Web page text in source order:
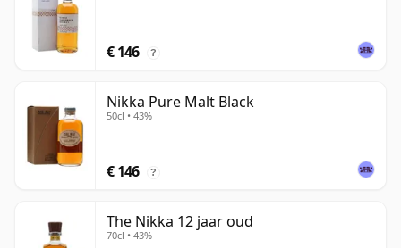
€ 146 ?
Nikka Pure Malt Black
50cl • 43%
€ 146 ?
The Nikka 12 jaar oud
70cl • 43%